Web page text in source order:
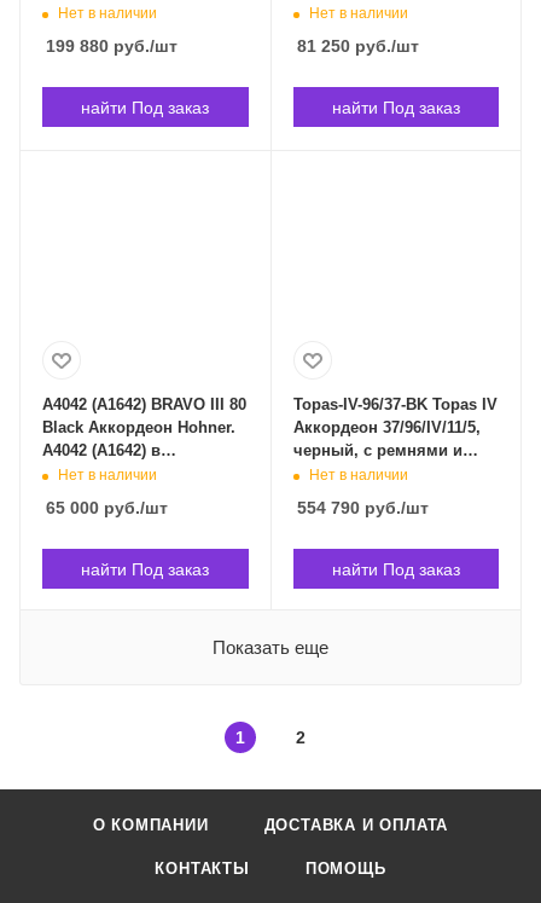
SW/BSTU в Владивостоке
Нет в наличии
199 880 руб./шт
найти Под заказ
26x60, Юпитер
Владивостоке
Нет в наличии
81 250руб./шт
найти Под заказ
A4042 (A1642) BRAVO III 80
Black Аккордеон Hohner.
A4042 (A1642) в
Владивостоке
Нет в наличии
65 000 руб./шт
найти Под заказ
Topas-IV-96/37-BK Topas IV
Аккордеон 37/96/IV/11/5,
черный, с ремнями и
чехлом, Weltmeister
Владивостоке
Нет в наличии
554 790руб./шт
найти Под заказ
Показать еще
1 2
О КОМПАНИИ ДОСТАВКА И ОПЛАТА
КОНТАКТЫ ПОМОЩЬ